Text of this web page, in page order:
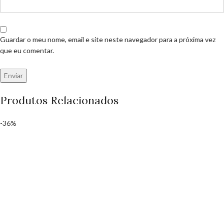
Guardar o meu nome, email e site neste navegador para a próxima vez
que eu comentar.
Produtos Relacionados
-36%